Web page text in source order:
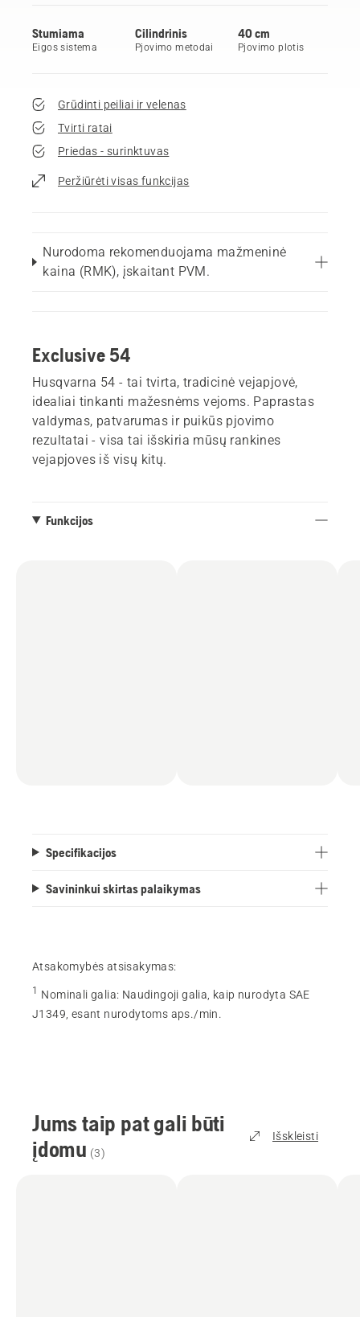
Stumiama
Eigos sistema
Cilindrinis
Pjovimo metodai
40 cm
Pjovimo plotis
Grūdinti peiliai ir velenas
Tvirti ratai
Priedas - surinktuvas
Peržiūrėti visas funkcijas
Nurodoma rekomenduojama mažmeninė
kaina (RMK), įskaitant PVM.
Exclusive 54
Husqvarna 54 - tai tvirta, tradicinė vejapjovė,
idealiai tinkanti mažesnėms vejoms. Paprastas
valdymas, patvarumas ir puikūs pjovimo
rezultatai - visa tai išskiria mūsų rankines
vejapjoves iš visų kitų.
Funkcijos
Specifikacijos
Savininkui skirtas palaikymas
Atsakomybės atsisakymas:
1 Nominali galia: Naudingoji galia, kaip nurodyta SAE
J1349, esant nurodytoms aps./min.
Jums taip pat gali būti
įdomu (3)
Išskleisti